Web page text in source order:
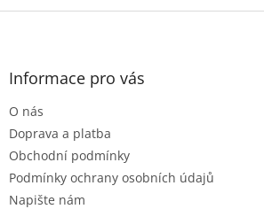
a
ý
p
v
Z
Informace pro vás
O nás
Doprava a platba
Obchodní podmínky
Podmínky ochrany osobních údajů
Napište nám